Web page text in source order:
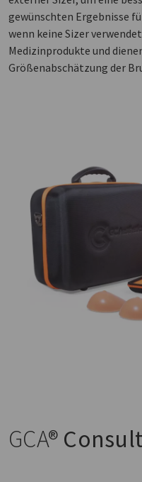
gewünschten Ergebnisse
wenn keine Sizer
Medizinprodukte und
Größenabschätzung der
GCA®